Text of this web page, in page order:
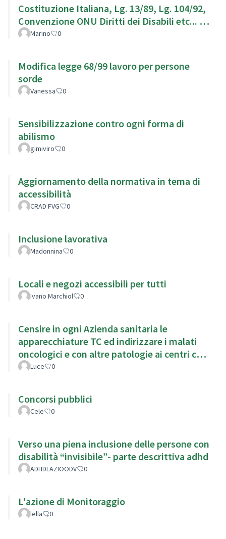
Costituzione Italiana, Lg. 13/89, Lg. 104/92,
Convenzione ONU Diritti dei Disabili etc... g.
104/92,
Marino 0
Modifica legge 68/99 lavoro per persone
sorde
Vanessa 0
Sensibilizzazione contro ogni forma di
abilismo
gimiviro 0
Aggiornamento della normativa in tema di
accessibilità
CRAD FVG 0
Inclusione lavorativa
Madonnina 0
Locali e negozi accessibili per tutti
Ivano Marchiol 0
Censire in ogni Azienda sanitaria le
apparecchiature TC ed indirizzare i malati
oncologici e con altre patologie ai centri con
TC di ultima generazion
Luce 0
Concorsi pubblici
Cele 0
Verso una piena inclusione delle persone con
disabilità “invisibile”- parte descrittiva adhd
ADHDLAZIOODV 0
L'azione di Monitoraggio
lella 0